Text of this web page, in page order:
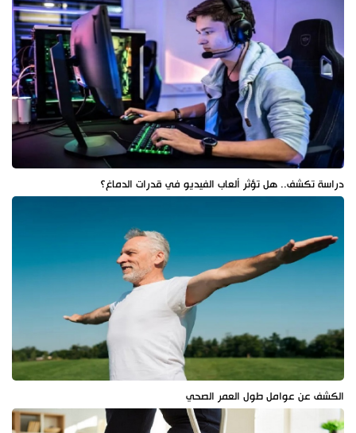
دراسة تكشف.. هل تؤثر ألعاب الفيديو في قدرات الدماغ؟
الكشف عن عوامل طول العمر الصحي